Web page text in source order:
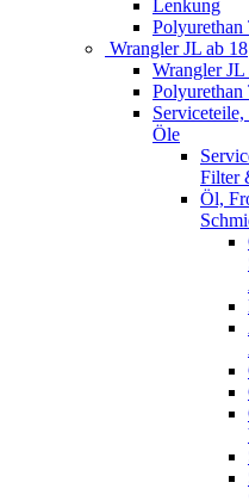
Lenkung
Polyurethan
Wrangler JL ab 18
Wrangler JL
Polyurethan
Öle
Filter
Öl,